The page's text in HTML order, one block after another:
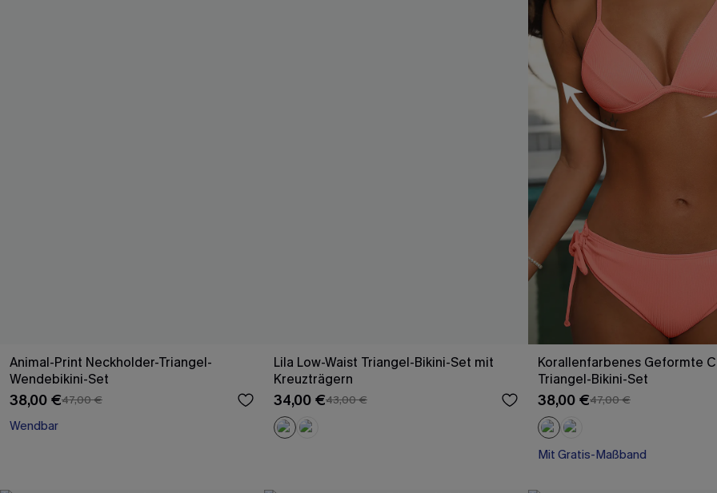
Animal-Print Neckholder-Triangel-
Wendebikini-Set
38,00 €47,00 €
Wendbar
Lila Low-Waist Triangel-Bikini-Set mit
Kreuzträgern
34,00 €43,00 €
Korallenfarbenes Geformte
Triangel-Bikini-Set
38,00 €47,00 €
Mit Gratis-Maßband